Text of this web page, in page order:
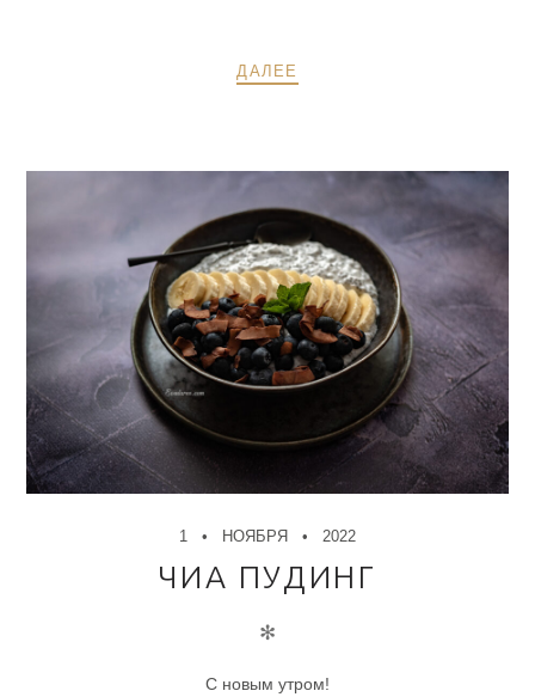
ДАЛЕЕ
1 НОЯБРЯ 2022
ЧИА ПУДИНГ
✻
С новым утром!